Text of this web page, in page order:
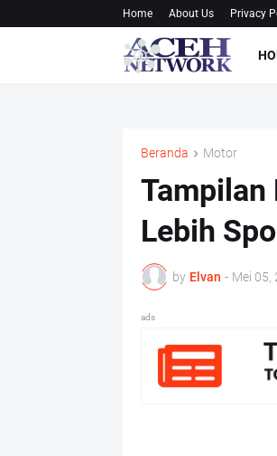
Home About Us Privacy
Beranda Motor
Tampilan
Lebih
by Elvan - Mei 05,
ads